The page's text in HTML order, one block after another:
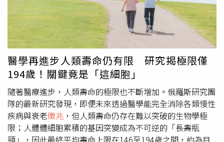
緒較為低落，不排除因久病產生輕生念頭，相關墜橋原因仍
有待警方持續調查釐清。此次事件幸運的是，男子墜落時沒
有遭到行經車輛直接撞擊，加上現場駕駛反應迅速，成功避
免更嚴重的傷亡發生，也讓不少目擊民眾直呼驚險萬分。警
方也呼籲，若家中長者或親友因疾病、生活壓力或情緒問題
出現異常徵兆，家屬應多加關心與陪伴，必要時可尋求醫療
或心理專業協助，及早介入，避免憾事發生。
醫學再進步人類壽命仍有限 研究揭極限僅
194歲！關鍵竟是「這細胞」
隨著醫療進步，人類壽命的極限也不斷增加。俄羅斯研究團
隊的最新研究發現，即便未來透過醫學能完全消除各類慢性
疾病與衰老徵兆 ，但人類壽命仍存在難以突破的生物學極
限；人體體細胞累積的基因突變成為不可逆的「長壽瓶